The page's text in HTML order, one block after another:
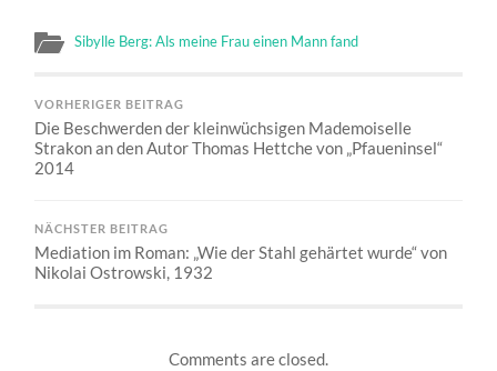
Sibylle Berg: Als meine Frau einen Mann fand
VORHERIGER BEITRAG
Die Beschwerden der kleinwüchsigen Mademoiselle
Strakon an den Autor Thomas Hettche von „Pfaueninsel“
2014
NÄCHSTER BEITRAG
Mediation im Roman: „Wie der Stahl gehärtet wurde“ von
Nikolai Ostrowski, 1932
Comments are closed.